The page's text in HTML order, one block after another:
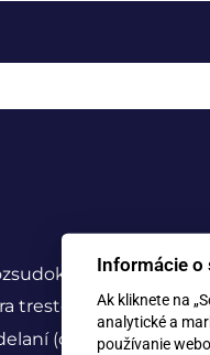
trestov
(diplomy,
Informácie o
Ak kliknete na
analytické a
používanie